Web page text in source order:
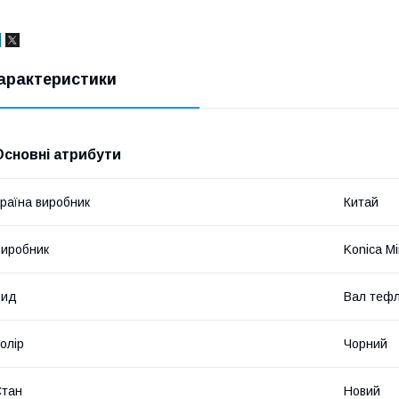
атрибути
виробник Китай
Konica
Вал
Чорний
Новий